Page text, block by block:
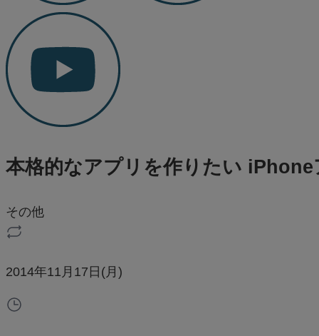
本格的なアプリを作りたい
その他
2014年11月17日(月)